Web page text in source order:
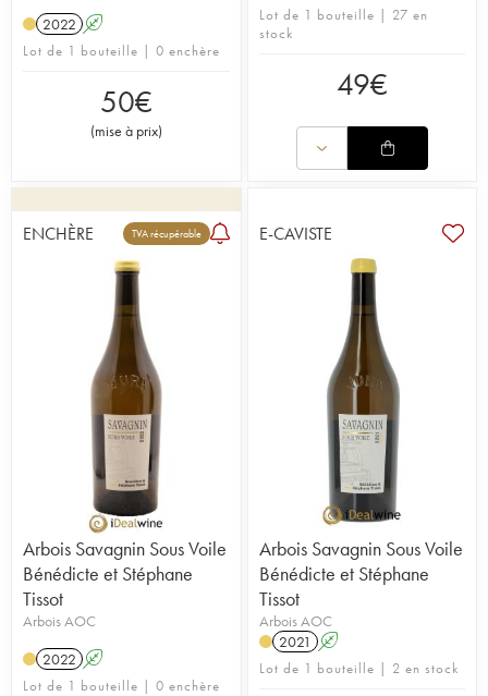
2022 A
Lot de 1 bouteille | 0 enchère
50€
(mise à prix)
Lot de 1 bouteille | 27 en
stock
49€
ENCHÈRE TVA récupérable
Arbois Savagnin Sous Voile
Bénédicte et Stéphane
Tissot
Arbois AOC
2022 A
Lot de 1 bouteille | 0 enchère
E-CAVISTE
Arbois Savagnin Sous Voile
Bénédicte et Stéphane
Tissot
Arbois AOC
2021 A
Lot de 1 bouteille | 2 en stock